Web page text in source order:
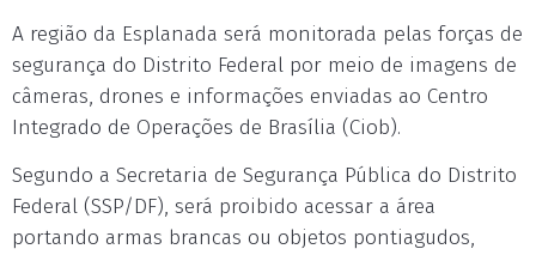
A região da Esplanada será monitorada pelas forças de
segurança do Distrito Federal por meio de imagens de
câmeras, drones e informações enviadas ao Centro
Integrado de Operações de Brasília (Ciob).
Segundo a Secretaria de Segurança Pública do Distrito
Federal (SSP/DF), será proibido acessar a área
portando armas brancas ou objetos pontiagudos,